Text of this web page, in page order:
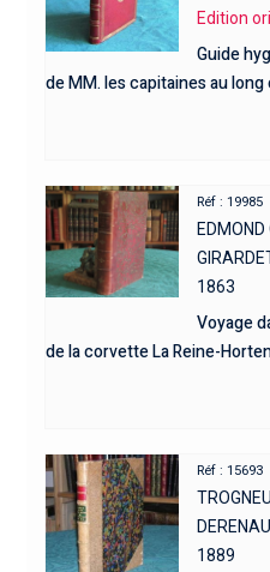
Edition
Guide
de MM. les capitaines au long
Réf : 19985
1863
Voyage
de la corvette La Reine-
Réf : 15693
1889